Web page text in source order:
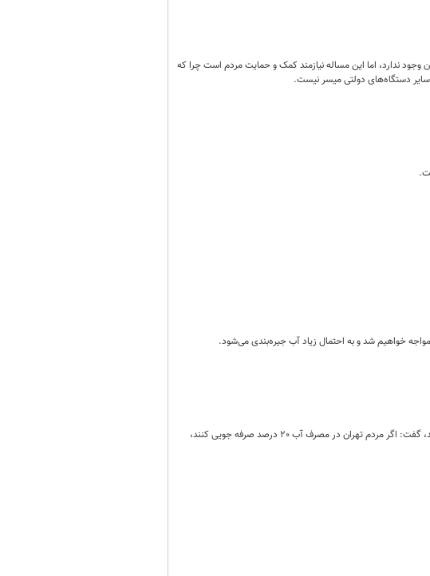
ندارد، اما این مساله نیازمند کمک و حمایت مردم است چرا که
سایر دستگاه‌های دولتی میسر نیست.
مواجه خواهیم شد و به احتمال زیاد آب جیره‌بندی می‌شود.
استاندار تهران با بیان اینکه مردم تهران در 3 ماه گذشته حدود 3 درصد افزایش مصرف آب داشته اند، گفت: اگر مردم تهران در مصرف آب 20 درصد صرفه جویی کنند،